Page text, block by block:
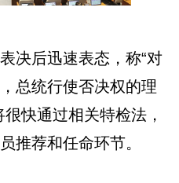
决后迅速表态，称“对
总统行使否决权的理
快通过相关特检法，
推荐和任命环节。